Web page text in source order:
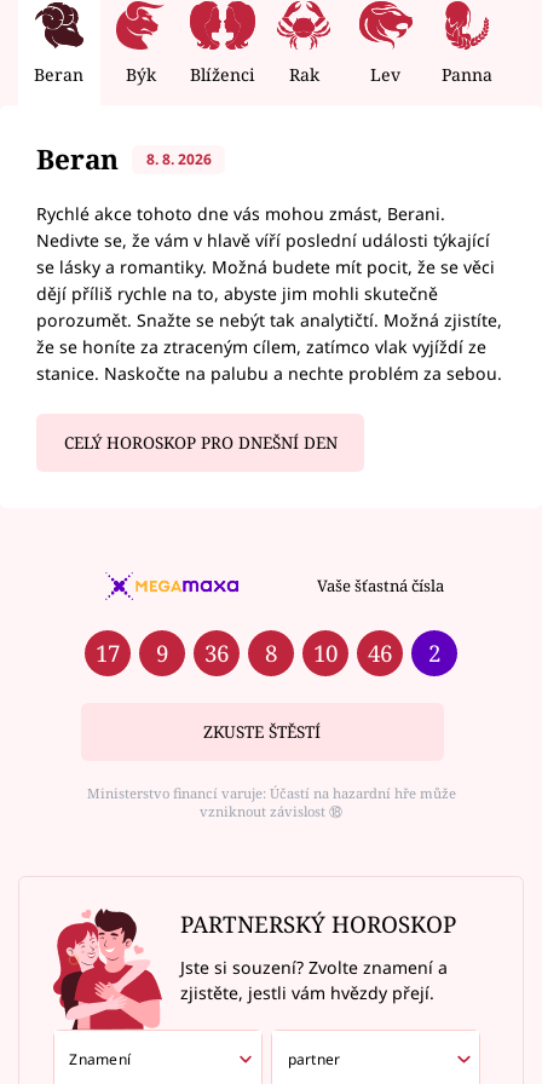
Beran Býk Blíženci Rak Lev Panna
Beran 8. 8. 2026
Rychlé akce tohoto dne vás mohou zmást, Berani.
Nedivte se, že vám v hlavě víří poslední události týkající
se lásky a romantiky. Možná budete mít pocit, že se věci
dějí příliš rychle na to, abyste jim mohli skutečně
porozumět. Snažte se nebýt tak analytičtí. Možná zjistíte,
že se honíte za ztraceným cílem, zatímco vlak vyjíždí ze
stanice. Naskočte na palubu a nechte problém za sebou.
CELÝ HOROSKOP PRO DNEŠNÍ DEN
Vaše šťastná čísla
17 9 36 8 10 46 2
ZKUSTE ŠTĚSTÍ
Ministerstvo financí varuje: Účastí na hazardní hře může
vzniknout závislost ⑱
PARTNERSKÝ HOROSKOP
Jste si souzení? Zvolte znamení a
zjistěte, jestli vám hvězdy přejí.